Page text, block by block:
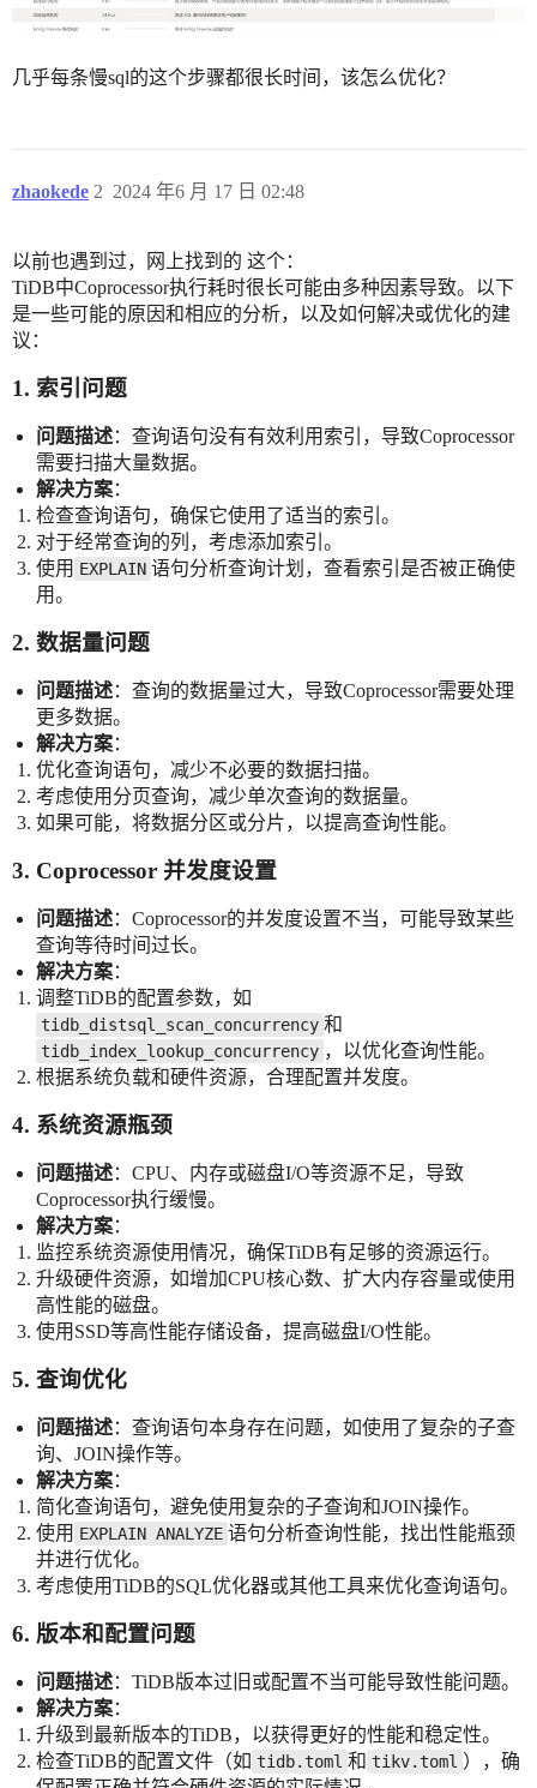
几乎每条慢sql的这个步骤都很长时间，该怎么优化？
zhaokede 2024 年6 月 17 日 02:48
2
以前也遇到过，网上找到的 这个：
TiDB中Coprocessor执行耗时很长可能由多种因素导致。以下
是一些可能的原因和相应的分析，以及如何解决或优化的建
议：
1. 索引问题
问题描述：查询语句没有有效利用索引，导致Coprocessor
需要扫描大量数据。
解决方案：
检查查询语句，确保它使用了适当的索引。
对于经常查询的列，考虑添加索引。
使用 EXPLAIN 语句分析查询计划，查看索引是否被正确使
用。
2. 数据量问题
问题描述：查询的数据量过大，导致Coprocessor需要处理
更多数据。
解决方案：
优化查询语句，减少不必要的数据扫描。
考虑使用分页查询，减少单次查询的数据量。
如果可能，将数据分区或分片，以提高查询性能。
3. Coprocessor 并发度设置
问题描述：Coprocessor的并发度设置不当，可能导致某些
查询等待时间过长。
解决方案：
调整TiDB的配置参数，如
tidb_distsql_scan_concurrency 和
tidb_index_lookup_concurrency ，以优化查询性能。
根据系统负载和硬件资源，合理配置并发度。
4. 系统资源瓶颈
问题描述：CPU、内存或磁盘I/O等资源不足，导致
Coprocessor执行缓慢。
解决方案：
监控系统资源使用情况，确保TiDB有足够的资源运行。
升级硬件资源，如增加CPU核心数、扩大内存容量或使用
高性能的磁盘。
使用SSD等高性能存储设备，提高磁盘I/O性能。
5. 查询优化
问题描述：查询语句本身存在问题，如使用了复杂的子查
询、JOIN操作等。
解决方案：
简化查询语句，避免使用复杂的子查询和JOIN操作。
使用 EXPLAIN ANALYZE 语句分析查询性能，找出性能瓶颈
并进行优化。
考虑使用TiDB的SQL优化器或其他工具来优化查询语句。
6. 版本和配置问题
问题描述：TiDB版本过旧或配置不当可能导致性能问题。
解决方案：
升级到最新版本的TiDB，以获得更好的性能和稳定性。
检查TiDB的配置文件（如 tidb.toml 和 tikv.toml ），确